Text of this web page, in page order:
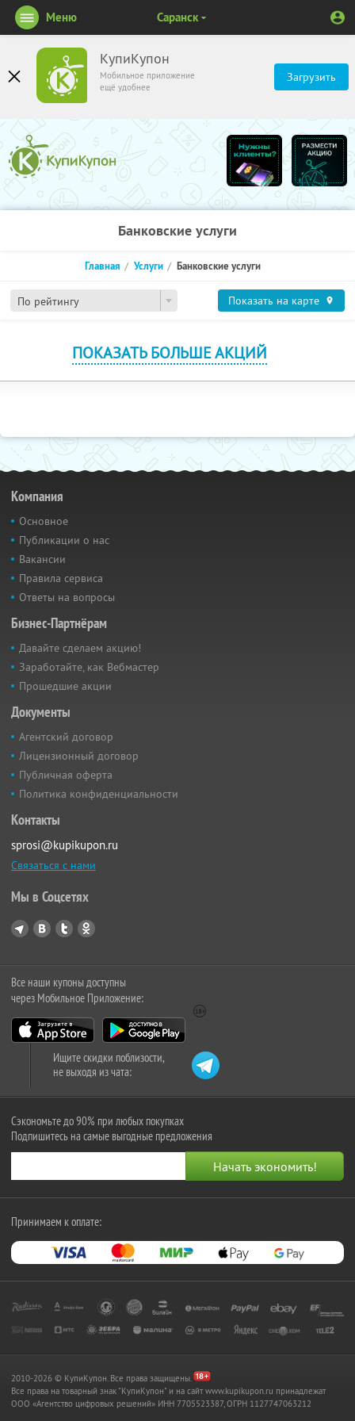
КупиКупон
Мобильное приложение
ещё удобнее
Загрузить
Меню Саранск
Банковские услуги
По рейтингу
Главная Услуги Банковские услуги
Показать на карте
ПОКАЗАТЬ БОЛЬШЕ АКЦИЙ
Компания
Основное
Публикации о нас
Вакансии
Правила сервиса
Ответы на вопросы
Бизнес-Партнёрам
Давайте сделаем акцию!
Заработайте, как Вебмастер
Прошедшие акции
Документы
Агентский договор
Лицензионный договор
Публичная оферта
Политика конфиденциальности
Контакты
sprosi@kupikupon.ru
Связаться с нами
Мы в Соцсетях
Все наши купоны доступны
через Мобильное Приложение:
Ищите скидки поблизости,
не выходя из чата:
Сэкономьте до 90% при любых покупках
Подпишитесь на самые выгодные предложения
Принимаем к оплате:
2010-2026 © КупиКупон. Все права защищены.
Все права на товарный знак "КупиКупон" и на сайт www.kupikupon.ru принадлежат
OOO «Агентство цифровых решений» ИНН 7705523387, ОГРН 1127747063212